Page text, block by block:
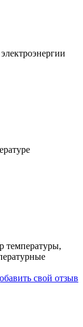
температуры,
свой отзыв